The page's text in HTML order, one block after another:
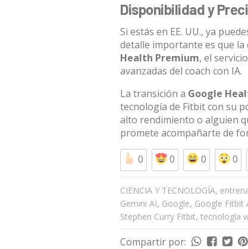
Disponibilidad y
Si estás en EE. UU., ya
detalle importante es que la
Health Premium, el
avanzadas del coach con IA.
La transición a Google
tecnología de Fitbit con su
alto rendimiento o alguien
promete acompañarte de
0
0 0 0
CIENCIA Y TECNOLOGÍA,
Gemini AI, Google, Google Fitbit
Stephen Curry Fitbit, tecnología
Compartir por: